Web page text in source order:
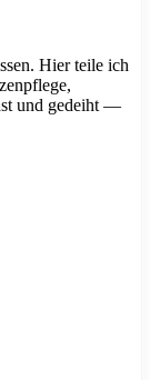
Hier teile ich
und gedeiht —